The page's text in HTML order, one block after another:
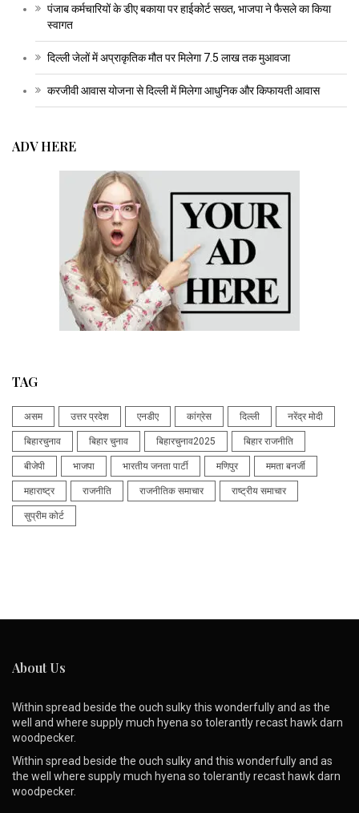
पंजाब कर्मचारियों के डीए बकाया पर हाईकोर्ट सख्त, भाजपा ने फैसले का किया
स्वागत
दिल्ली जेलों में अप्राकृतिक मौत पर मिलेगा 7.5 लाख तक मुआवजा
करजीवी आवास योजना से दिल्ली में मिलेगा आधुनिक और किफायती आवास
ADV HERE
TAG
असम उत्तर प्रदेश एनडीए कांग्रेस दिल्ली नरेंद्र मोदी
बिहारचुनाव बिहार चुनाव बिहारचुनाव2025 बिहार राजनीति
बीजेपी भाजपा भारतीय जनता पार्टी मणिपुर ममता बनर्जी
महाराष्ट्र राजनीति राजनीतिक समाचार राष्ट्रीय समाचार
सुप्रीम कोर्ट
About Us
Within spread beside the ouch sulky this wonderfully and as the
well and where supply much hyena so tolerantly recast hawk darn
woodpecker.
Within spread beside the ouch sulky and this wonderfully and as
the well where supply much hyena so tolerantly recast hawk darn
woodpecker.